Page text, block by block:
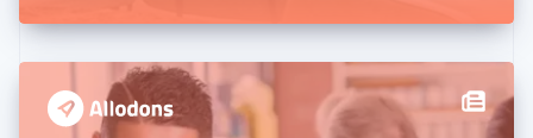
English
États-Unis
EnglishEspañol 简体中文
Finlande
EnglishSvenska